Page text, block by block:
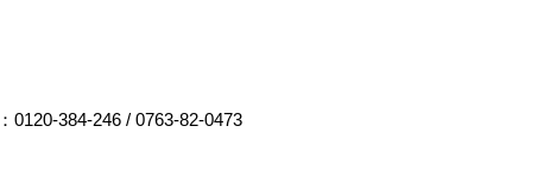
0120-384-246 / 0763-82-0473